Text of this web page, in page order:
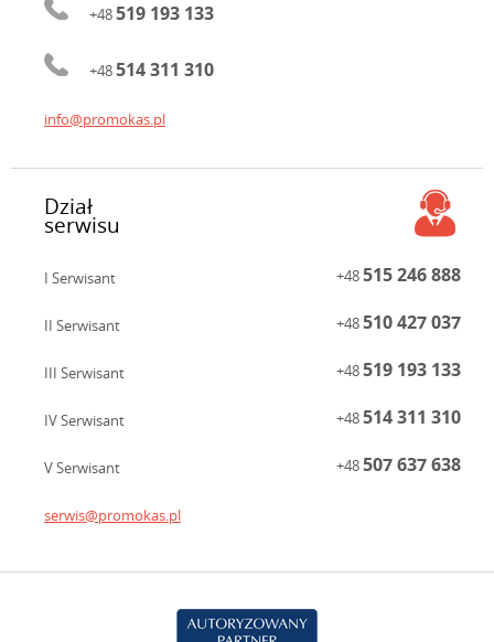
+48519 193 133
+48514 311 310
info@promokas.pl
Dział
serwisu
I Serwisant +48515 246 888
II Serwisant +48510 427 037
III Serwisant +48519 193 133
IV Serwisant +48514 311 310
V Serwisant +48507 637 638
serwis@promokas.pl